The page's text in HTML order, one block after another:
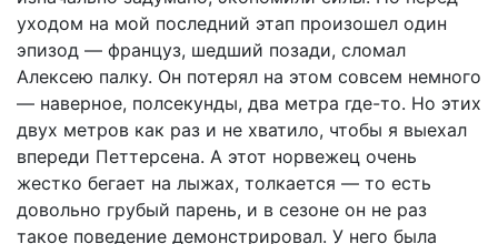
уходом на мой последний этап произошел один
эпизод — француз, шедший позади, сломал
Алексею палку. Он потерял на этом совсем немного
— наверное, полсекунды, два метра где-то. Но этих
двух метров как раз и не хватило, чтобы я выехал
впереди Петтерсена. А этот норвежец очень
жестко бегает на лыжах, толкается — то есть
довольно грубый парень, и в сезоне он не раз
такое поведение демонстрировал. У него была